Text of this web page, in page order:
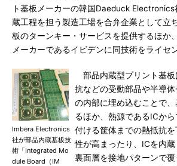
ト基板メーカーの韓国Daeduck
蔵工程を担う製造工場を合弁企業として立
板のターンキー・サービスを提供するほか
メーカーであるイビデンに同技術をライセ
Imbera Electronics
社が部品内蔵基板技
術「Integrated Mo
dule Board（IM
部品内蔵型プリント基板
抗などの受動部品や半導
の内部に埋め込むことで
るほか、熱源であるICか
付ける筐体までの熱抵抗
性が高まったり、ICを内
裏面層を接地パターンで